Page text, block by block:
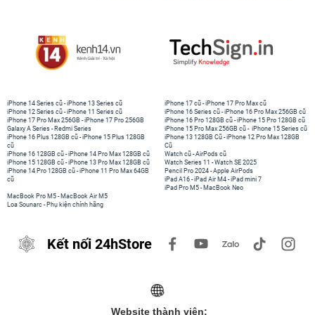
vừa đầy đủ tính năng mà không phải chi quá nhiều.
iPhone 14 Series cũ -iPhone 13 Series cũ
iPhone 12 Series cũ -iPhone 11 Series cũ
iPhone 17 Pro Max 256GB -iPhone 17 Pro 256GB
Galaxy A Series - Redmi Series
iPhone 17 cũ -iPhone 17 Pro Max cũ
iPhone 16 Series cũ - iPhone 16 Pro Max 256GB cũ
iPhone 16 Pro 128GB cũ -iPhone 15 Pro 128GB cũ
iPhone 15 Pro Max 256GB cũ - iPhone 15 Series cũ
iPhone 16 Plus 128GB cũ -iPhone 15 Plus 128GB
cũ
iPhone 16 128GB cũ -iPhone 14 Pro Max 128GB cũ
iPhone 15 128GB cũ -iPhone 13 Pro Max 128GB cũ
iPhone 14 Pro 128GB cũ -iPhone 11 Pro Max 64GB
cũ
iPhone 13 128GB Cũ -iPhone 12 Pro Max 128GB
Cũ
Watch cũ -AirPods cũ
Watch Series 11 -Watch SE 2025
Pencil Pro 2024 -Apple AirPods
iPad A16 -iPad Air M4 -iPad mini 7
iPad Pro M5 - MacBook Neo
MacBook Pro M5 - MacBook Air M5
Loa Sounarc - Phụ kiện chính hãng
Kết nối 24hStore
Website thành viên: